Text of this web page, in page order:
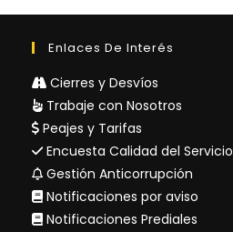
Enlaces De Interés
Cierres y Desvíos
Trabaje con Nosotros
Peajes y Tarifas
Encuesta Calidad del Servicio
Gestión Anticorrupción
Notificaciones por aviso
Notificaciones Prediales